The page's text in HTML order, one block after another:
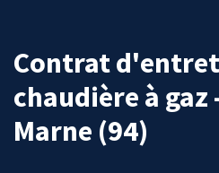
Contrat
chaudière à gaz
Marne (94)